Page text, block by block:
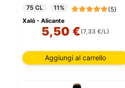
75 CL 11% (5)
Xaló - Alicante
5,50 €(7,33 €/L)
Aggiungi al carrello